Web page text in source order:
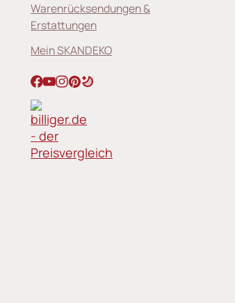
Warenrücksendungen &
Erstattungen
Mein SKANDEKO